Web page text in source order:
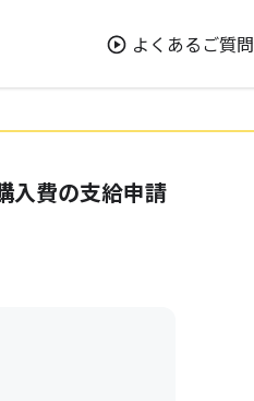
よくあるご質問
入費の支給申請